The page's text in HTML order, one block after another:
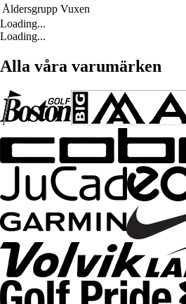
Åldersgrupp Vuxen
Loading...
Loading...
Alla våra varumärken